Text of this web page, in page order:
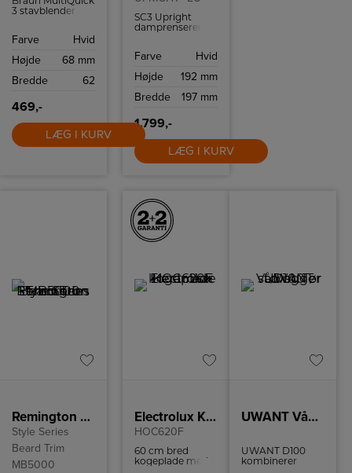
3 stavblender
hastigheder,
teknologi,
EasyClick-
Farve
Hvid
Højde
68 mm
Bredde
62
469,-
LÆG I KURV
SC3 Upright
damprenseren
almindelige
- helt uden brug
Farve
Hvid
Højde
192 mm
Bredde
197 mm
1.799,-
LÆG I KURV
Remington Trimmer
Style Series
Beard Trim
MB5000
Electrolux Keramisk kogeplade
HOC620F
60 cm bred
kogeplade med
UWANT Våd og Tør støvsuger D100
UWANT D100
kombinerer